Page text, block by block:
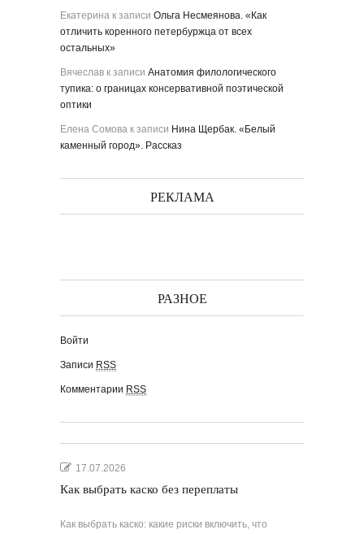
Екатерина к записи Ольга Несмеянова. «Как
отличить коренного петербуржца от всех
остальных»
Вячеслав к записи Анатомия филологического
тупика: о границах консервативной поэтической
оптики
Елена Сомова к записи Нина Щербак. «Белый
каменный город». Рассказ
РЕКЛАМА
РАЗНОЕ
Войти
Записи RSS
Комментарии RSS
17.07.2026
Как выбрать каско без переплаты
Как выбрать каско: какие риски включить, что